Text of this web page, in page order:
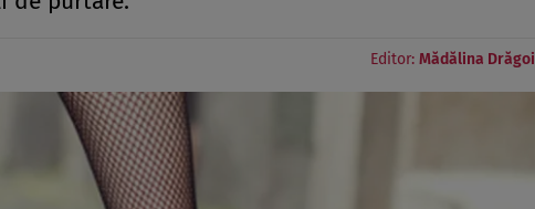
Editor: Mădălina Drăgoi